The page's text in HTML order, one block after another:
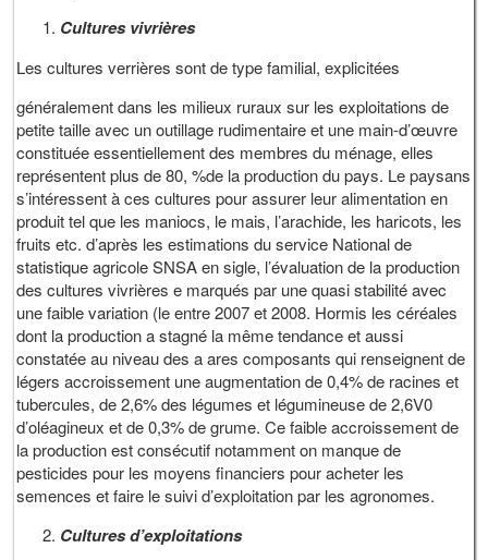
Cultures vivrières
Les cultures verrières sont de type familial, explicitées
généralement dans les milieux ruraux sur les exploitations de
petite taille avec un outillage rudimentaire et une main-d’œuvre
constituée essentiellement des membres du ménage, elles
représentent plus de 80, %de la production du pays. Le paysans
s’intéressent à ces cultures pour assurer leur alimentation en
produit tel que les maniocs, le mais, l’arachide, les haricots, les
fruits etc. d’après les estimations du service National de
statistique agricole SNSA en sigle, l’évaluation de la production
des cultures vivrières e marqués par une quasi stabilité avec
une faible variation (le entre 2007 et 2008. Hormis les céréales
dont la production a stagné la même tendance et aussi
constatée au niveau des a ares composants qui renseignent de
légers accroissement une augmentation de 0,4% de racines et
tubercules, de 2,6% des légumes et légumineuse de 2,6V0
d’oléagineux et de 0,3% de grume. Ce faible accroissement de
la production est consécutif notamment on manque de
pesticides pour les moyens financiers pour acheter les
semences et faire le suivi d’exploitation par les agronomes.
Cultures d’exploitations